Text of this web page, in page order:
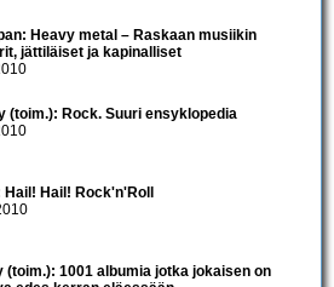
Heavy metal – Raskaan musiikin
jättiläiset ja kapinalliset
(toim.): Rock. Suuri ensyklopedia
Hail! Hail! Rock'n'Roll
(toim.): 1001 albumia jotka jokaisen on